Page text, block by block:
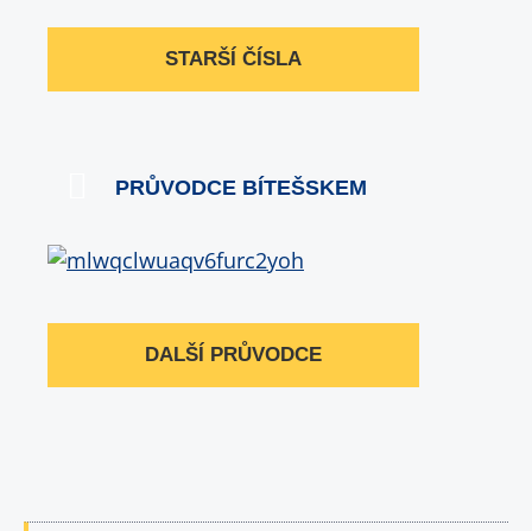
STARŠÍ ČÍSLA
PRŮVODCE BÍTEŠSKEM
DALŠÍ PRŮVODCE